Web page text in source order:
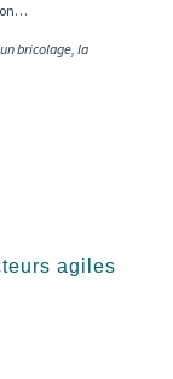
bricolage, la
agiles